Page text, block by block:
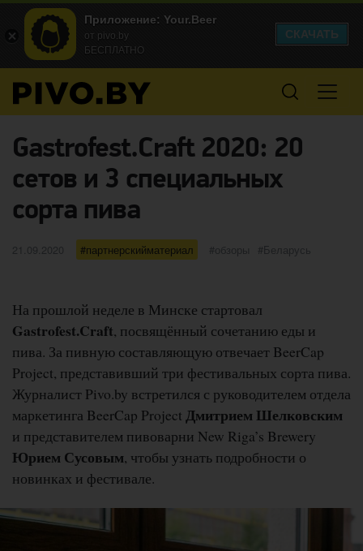
Gastrofest.Craft 2020: 20
сетов и 3 специальных
сорта пива
Опубликовано
21.09.2020 партнерскийматериал категории
обзоры Метки
Беларусь
На прошлой неделе в Минске стартовал
Gastrofest.Craft, посвящённый сочетанию еды и
пива. За пивную составляющую отвечает BeerCap
Project, представивший три фестивальных сорта пива.
Журналист Pivo.by встретился с руководителем отдела
маркетинга BeerCap Project Дмитрием Шелковским
и представителем пивоварни New Riga’s Brewery
Юрием Сусовым, чтобы узнать подробности о
новинках и фестивале.
Приложение: Your.Beer
от pivo.by
БЕСПЛАТНО
СКАЧАТЬ